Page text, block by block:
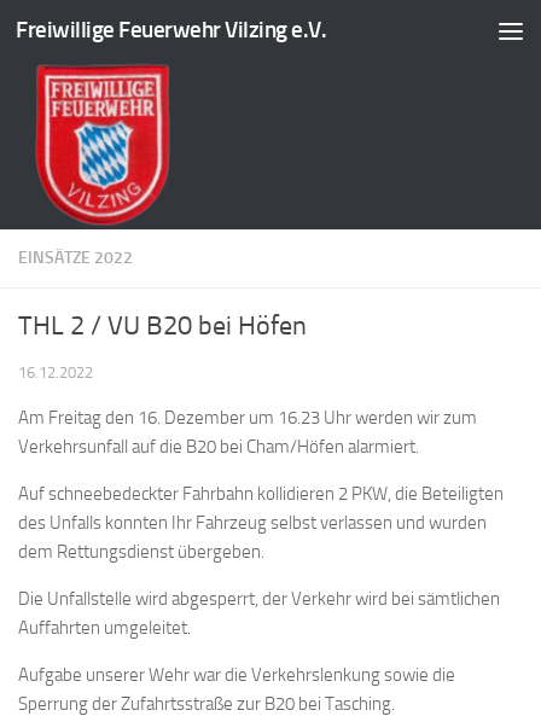
Zum Inhalt springen
Freiwillige Feuerwehr Vilzing e.V.
EINSÄTZE 2022
THL 2 / VU B20 bei Höfen
16.12.2022
Am Freitag den 16. Dezember um 16.23 Uhr werden wir zum
Verkehrsunfall auf die B20 bei Cham/Höfen alarmiert.
Aufschneebedeckter Fahrbahn kollidieren 2 PKW, die Beteiligten
des Unfalls konnten Ihr Fahrzeug selbst verlassen und wurden
dem Rettungsdienst übergeben.
Die Unfallstelle wird abgesperrt, der Verkehr wird bei sämtlichen
Auffahrten umgeleitet.
Aufgabe unserer Wehr war die Verkehrslenkung sowie die
Sperrung der Zufahrtsstraße zur B20 bei Tasching.